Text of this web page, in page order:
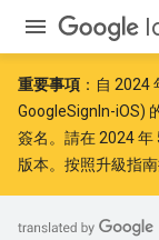
重要事項 ：自 2024
GoogleSignIn-iOS)
簽名。請在 2024 年
版本。按照升級指南